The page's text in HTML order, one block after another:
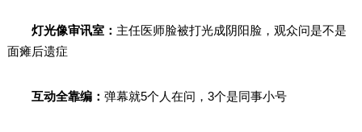
灯光像审讯室： 主任医师脸被打光成阴阳脸，观众问是不是
面瘫后遗症
互动全靠编： 弹幕就5个人在问，3个是同事小号